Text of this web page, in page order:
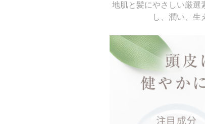
地肌と髪にやさしい厳選
し、潤い、生